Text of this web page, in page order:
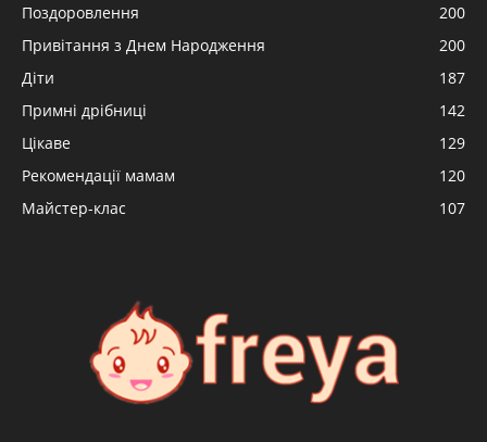
Поздоровлення
200
Привітання з Днем Народження
200
Діти
187
Примні дрібниці
142
Цікаве
129
Рекомендації мамам
120
Майстер-клас
107